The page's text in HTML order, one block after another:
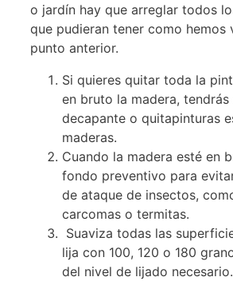
o jardín hay que arreglar todos
que pudieran tener como hemos
punto anterior.
Si quieres quitar toda la
en bruto la madera,
decapante o quitapinturas
maderas.
Cuando la madera esté en
fondo preventivo para
de ataque de insectos,
carcomas o termitas.
Suaviza todas las
lija con 100, 120 o 180
del nivel de lijado